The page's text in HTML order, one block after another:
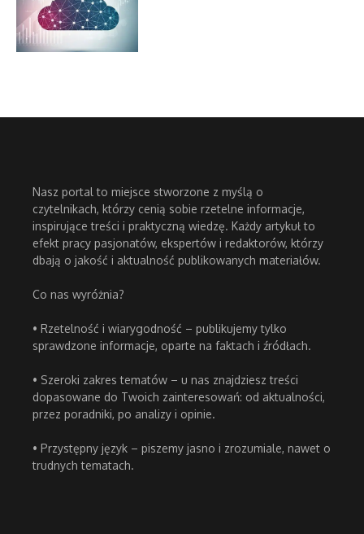
Nasz portal to miejsce stworzone z myślą o
czytelnikach, którzy cenią sobie rzetelne informacje,
inspirujące treści i praktyczną wiedzę. Każdy artykuł to
efekt pracy pasjonatów, ekspertów i redaktorów, którzy
dbają o jakość i aktualność publikowanych materiałów.
Co nas wyróżnia?
• Rzetelność i wiarygodność – publikujemy tylko
sprawdzone informacje, oparte na faktach i źródłach.
• Szeroki zakres tematów – u nas znajdziesz treści
dopasowane do Twoich zainteresowań: od aktualności,
przez poradniki, po analizy i opinie.
• Przystępny język – piszemy jasno i zrozumiale, nawet o
trudnych tematach.